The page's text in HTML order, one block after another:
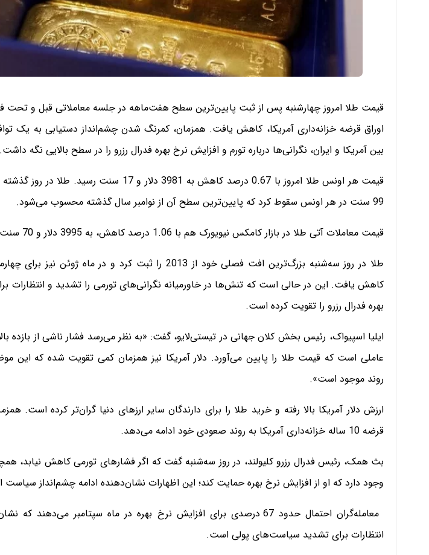
قیمت طلا امروز چهارشنبه پس از ثبت پایین‌ترین سطح هفت‌ماهه در جلسه معاملاتی قبل و تحت
اوراق قرضه خزانه‌داری آمریکا، کاهش یافت. همزمان، کمرنگ شدن چشم‌انداز دستیابی به یک
بین آمریکا و ایران، نگرانی‌ها درباره تورم و افزایش نرخ بهره فدرال رزرو را در سطح بالایی نگه داشت.
99 سنت در هر اونس سقوط کرد که پایین‌ترین سطح آن از نوامبر سال گذشته محسوب می‌شود.
قیمت معاملات آتی طلا در بازار کامکس نیویورک هم با 1.06 درصد کاهش، به 3995 دلار و 70 سنت رسید.
طلا در روز سه‌شنبه بزرگ‌ترین افت فصلی خود از 2013 را ثبت کرد و در ماه ژوئن
کاهش یافت. این در حالی است که تنش‌ها در خاورمیانه نگرانی‌های تورمی را تشدید و انتظارات
بهره فدرال رزرو را تقویت کرده است.
ایلیا اسپیواک، رئیس بخش کلان جهانی در تیستی‌لایو، گفت: «به نظر می‌رسد فشار ناشی از بازده
عاملی است که قیمت طلا را پایین می‌آورد. دلار آمریکا نیز همزمان کمی تقویت شده که این
روند موجود است».
ارزش دلار آمریکا بالا رفته و خرید طلا را برای دارندگان سایر ارزهای دنیا گران‌تر کرده است.
قرضه 10 ساله خزانه‌داری آمریکا به روند صعودی خود ادامه می‌دهد.
بث همک، رئیس فدرال رزرو کلیولند، در روز سه‌شنبه گفت که اگر فشارهای تورمی کاهش نیابد،
وجود دارد که او از افزایش نرخ بهره حمایت کند؛ این اظهارات نشان‌دهنده ادامه چشم‌انداز
معامله‌گران احتمال حدود 67 درصدی برای افزایش نرخ بهره در ماه سپتامبر می‌دهند
انتظارات برای تشدید سیاست‌های پولی است.